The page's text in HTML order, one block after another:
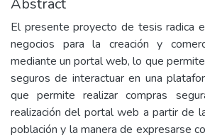
Abstract
El presente proyecto de tesis radica
negocios para la creación y
mediante un portal web, lo que
seguros de interactuar en una
que permite realizar compras
realización del portal web a partir de
población y la manera de expresarse